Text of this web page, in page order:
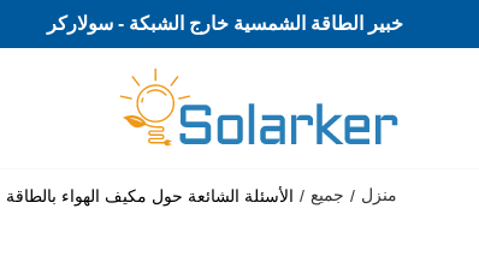
خبير الطاقة الشمسية خارج الشبكة - سولاركر
منزل / جميع / الأسئلة الشائعة حول مكيف الهواء